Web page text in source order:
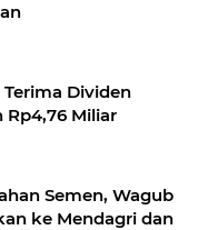
Dividen
Rp4,76 Miliar
Semen, Wagub
ke Mendagri dan